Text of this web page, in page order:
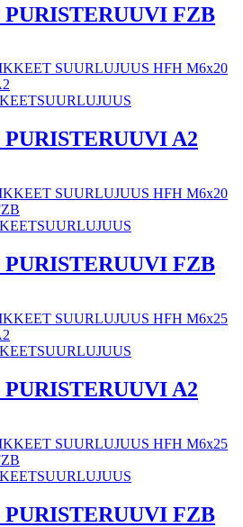
FZB
SUURLUJUUS
A2
SUURLUJUUS
FZB
SUURLUJUUS
A2
SUURLUJUUS
FZB